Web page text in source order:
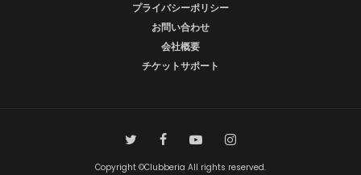
プライバシーポリシー
お問い合わせ
会社概要
チケットサポート
Copyright ©Clubberia All rights reserved.